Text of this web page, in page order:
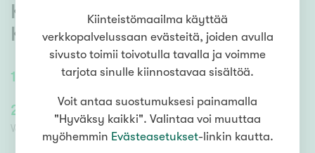
100 /109m² 4h, k, s, wc, khh
Kruunupyyntie 82 A 2,Isokylä
Kokkola
285 000,00 €
Velaton hinta
114 000,00 €
Kiinteistömaailma käyttää
verkkopalvelussaan evästeitä, joiden avulla
sivusto toimii toivotulla tavalla ja voimme
tarjota sinulle kiinnostavaa sisältöä.
Voit antaa suostumuksesi painamalla
"Hyväksy kaikki". Valintaa voi muuttaa
myöhemmin Evästeasetukset-linkin kautta.